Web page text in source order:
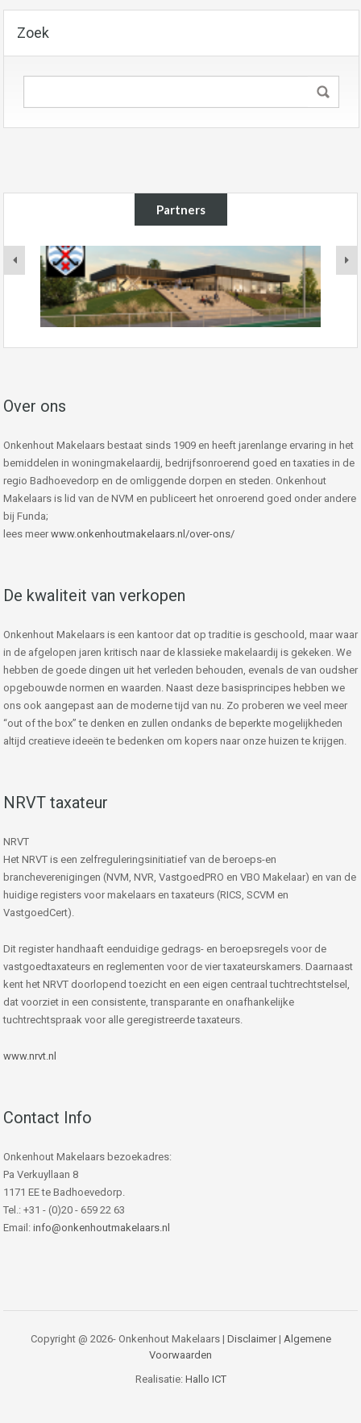
Zoek
Partners
Over ons
Onkenhout Makelaars bestaat sinds 1909 en heeft jarenlange ervaring in het
bemiddelen in woningmakelaardij, bedrijfsonroerend goed en taxaties in de
regio Badhoevedorp en de omliggende dorpen en steden. Onkenhout
Makelaars is lid van de NVM en publiceert het onroerend goed onder andere
bij Funda;
lees meer www.onkenhoutmakelaars.nl/over-ons/
De kwaliteit van verkopen
Onkenhout Makelaars is een kantoor dat op traditie is geschoold, maar waar
in de afgelopen jaren kritisch naar de klassieke makelaardij is gekeken. We
hebben de goede dingen uit het verleden behouden, evenals de van oudsher
opgebouwde normen en waarden. Naast deze basisprincipes hebben we
ons ook aangepast aan de moderne tijd van nu. Zo proberen we veel meer
“out of the box” te denken en zullen ondanks de beperkte mogelijkheden
altijd creatieve ideeën te bedenken om kopers naar onze huizen te krijgen.
NRVT taxateur
NRVT
Het NRVT is een zelfreguleringsinitiatief van de beroeps-en
brancheverenigingen (NVM, NVR, VastgoedPRO en VBO Makelaar) en van de
huidige registers voor makelaars en taxateurs (RICS, SCVM en
VastgoedCert).
Dit register handhaaft eenduidige gedrags- en beroepsregels voor de
vastgoedtaxateurs en reglementen voor de vier taxateurskamers. Daarnaast
kent het NRVT doorlopend toezicht en een eigen centraal tuchtrechtstelsel,
dat voorziet in een consistente, transparante en onafhankelijke
tuchtrechtspraak voor alle geregistreerde taxateurs.
www.nrvt.nl
Contact Info
Onkenhout Makelaars bezoekadres:
Pa Verkuyllaan 8
1171 EE te Badhoevedorp.
Tel.: +31 - (0)20 - 659 22 63
Email: info@onkenhoutmakelaars.nl
Copyright @ 2026- Onkenhout Makelaars | Disclaimer| Algemene
Voorwaarden
Realisatie: Hallo ICT